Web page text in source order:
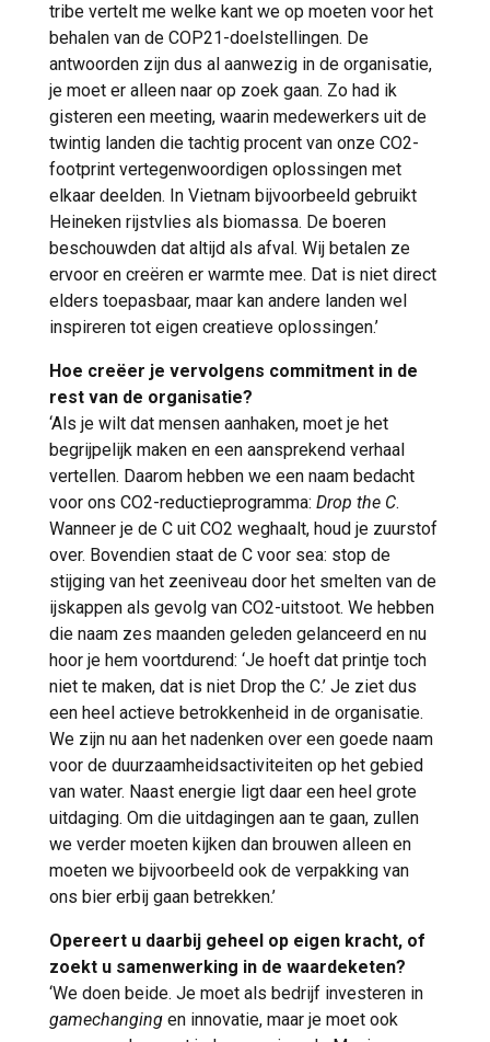
tribe vertelt me welke kant we op moeten voor het
behalen van de COP21-doelstellingen. De
antwoorden zijn dus al aanwezig in de organisatie,
je moet er alleen naar op zoek gaan. Zo had ik
gisteren een meeting, waarin medewerkers uit de
twintig landen die tachtig procent van onze CO2-
footprint vertegenwoordigen oplossingen met
elkaar deelden. In Vietnam bijvoorbeeld gebruikt
Heineken rijstvlies als biomassa. De boeren
beschouwden dat altijd als afval. Wij betalen ze
ervoor en creëren er warmte mee. Dat is niet direct
elders toepasbaar, maar kan andere landen wel
inspireren tot eigen creatieve oplossingen.’
Hoe creëer je vervolgens commitment in de
rest van de organisatie?
‘Als je wilt dat mensen aanhaken, moet je het
begrijpelijk maken en een aansprekend verhaal
vertellen. Daarom hebben we een naam bedacht
voor ons CO2-reductieprogramma: Drop the C.
Wanneer je de C uit CO2 weghaalt, houd je zuurstof
over. Bovendien staat de C voor sea: stop de
stijging van het zeeniveau door het smelten van de
ijskappen als gevolg van CO2-uitstoot. We hebben
die naam zes maanden geleden gelanceerd en nu
hoor je hem voortdurend: ‘Je hoeft dat printje toch
niet te maken, dat is niet Drop the C.’ Je ziet dus
een heel actieve betrokkenheid in de organisatie.
We zijn nu aan het nadenken over een goede naam
voor de duurzaamheidsactiviteiten op het gebied
van water. Naast energie ligt daar een heel grote
uitdaging. Om die uitdagingen aan te gaan, zullen
we verder moeten kijken dan brouwen alleen en
moeten we bijvoorbeeld ook de verpakking van
ons bier erbij gaan betrekken.’
Opereert u daarbij geheel op eigen kracht, of
zoekt u samenwerking in de waardeketen?
‘We doen beide. Je moet als bedrijf investeren in
gamechanging en innovatie, maar je moet ook